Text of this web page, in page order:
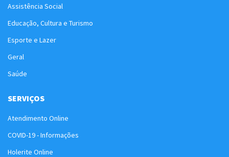
Assistência Social
Educação, Cultura e Turismo
Esporte e Lazer
Geral
Saúde
SERVIÇOS
Atendimento Online
COVID-19 - Informações
Holerite Online